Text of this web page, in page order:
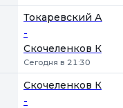
Токаревский А
-
Скочеленков К
Сегодня в 21:30
Скочеленков К
-